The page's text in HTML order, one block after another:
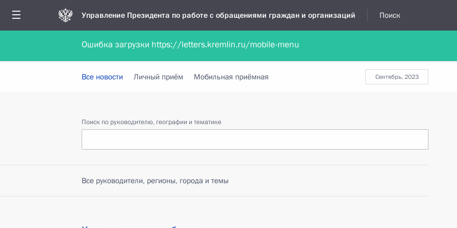
Управление Президента по работе с обращениями граждан и организаций Поиск
Обратиться в форме электронного документа Обратиться в устной форме
сентябрь, 2023
Все новости Личный приём Мобильная приёмная
Поиск по руководителю, географии и тематике
Все руководители, регионы, города и темы
Ошибка загрузки https://letters.kremlin.ru/mobile-menu